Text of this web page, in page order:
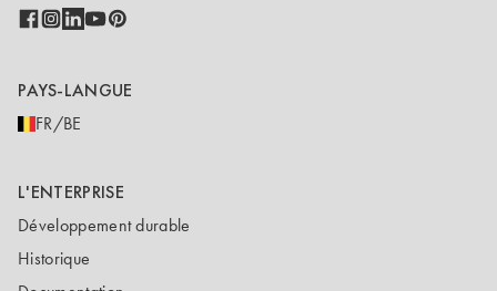
PAYS-LANGUE
FR/BE
L'ENTERPRISE
Développement durable
Historique